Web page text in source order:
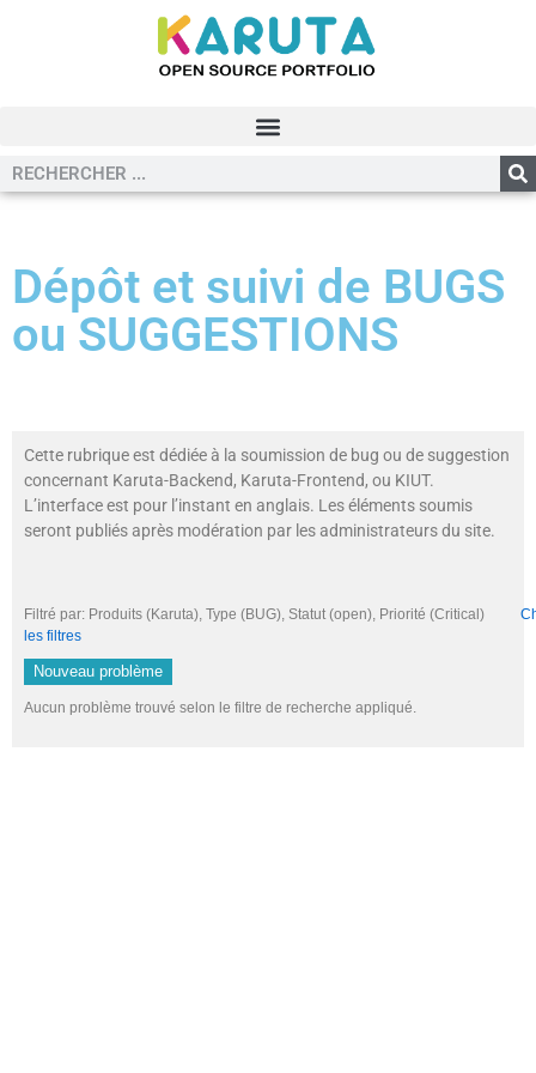
Dépôt et suivi de BUGS
ou SUGGESTIONS
Cette rubrique est dédiée à la soumission de bug ou de suggestion
concernant Karuta-Backend, Karuta-Frontend, ou KIUT.
L’interface est pour l’instant en anglais. Les éléments soumis
seront publiés après modération par les administrateurs du site.
Filtré par: Produits (Karuta), Type (BUG), Statut (open), Priorité (Critical)
les filtres
Nouveau problème
Aucun problème trouvé selon le filtre de recherche appliqué.